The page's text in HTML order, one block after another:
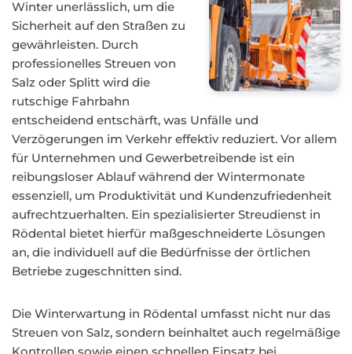
Winter unerlässlich, um die
Sicherheit auf den Straßen zu
gewährleisten. Durch
professionelles Streuen von
Salz oder Splitt wird die
rutschige Fahrbahn
entscheidend entschärft, was Unfälle und
Verzögerungen im Verkehr effektiv reduziert. Vor allem
für Unternehmen und Gewerbetreibende ist ein
reibungsloser Ablauf während der Wintermonate
essenziell, um Produktivität und Kundenzufriedenheit
aufrechtzuerhalten. Ein spezialisierter Streudienst in
Rödental bietet hierfür maßgeschneiderte Lösungen
an, die individuell auf die Bedürfnisse der örtlichen
Betriebe zugeschnitten sind.
Die Winterwartung in Rödental umfasst nicht nur das
Streuen von Salz, sondern beinhaltet auch regelmäßige